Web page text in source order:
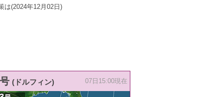
(2024年12月02日)
(ドルフィン) 07日15:00現在